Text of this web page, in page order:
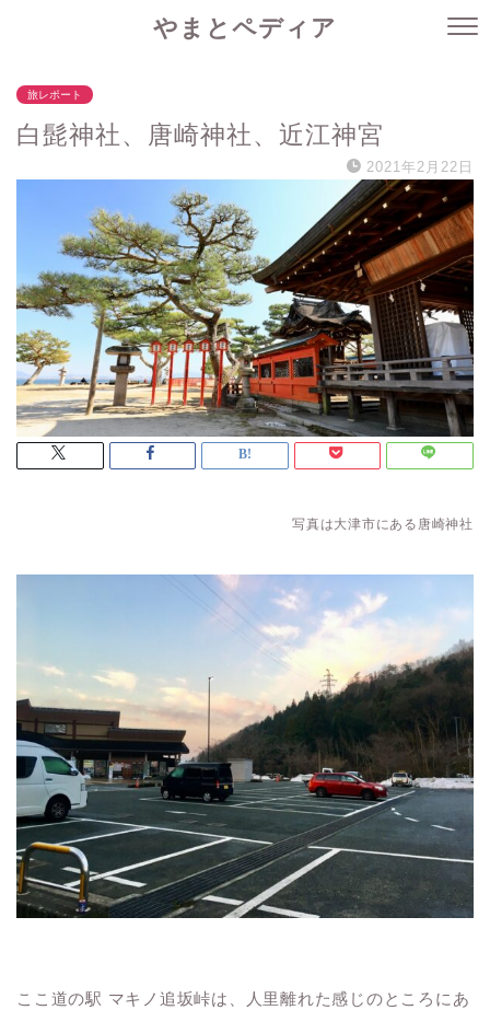
やまとペディア
旅レポート
白髭神社、唐崎神社、近江神宮
2021年2月22日
写真は大津市にある唐崎神社
ここ道の駅 マキノ追坂峠は、人里離れた感じのところにあ